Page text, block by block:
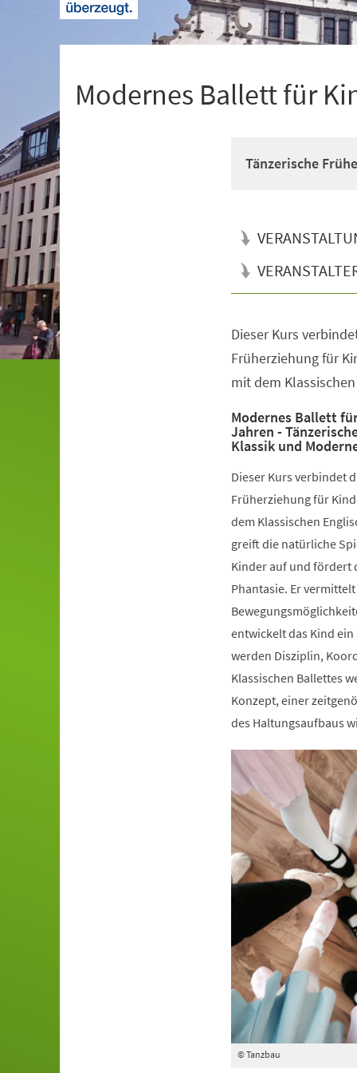
Modernes Ballett für
Tänzerische
Dieser Kurs
Früherziehung für
mit dem
Modernes Ballett
Jahren -
Klassik und
Dieser Kurs verbindet
Früherziehung für
dem Klassischen
greift die natürliche
Kinder auf und fördert
Phantasie. Er
entwickelt das Kind
werden Disziplin,
Klassischen Ballettes
Konzept, einer
des Haltungsaufbaus
© Tanzbau